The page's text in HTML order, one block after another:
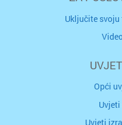
Uključite
Opći
Uvjeti